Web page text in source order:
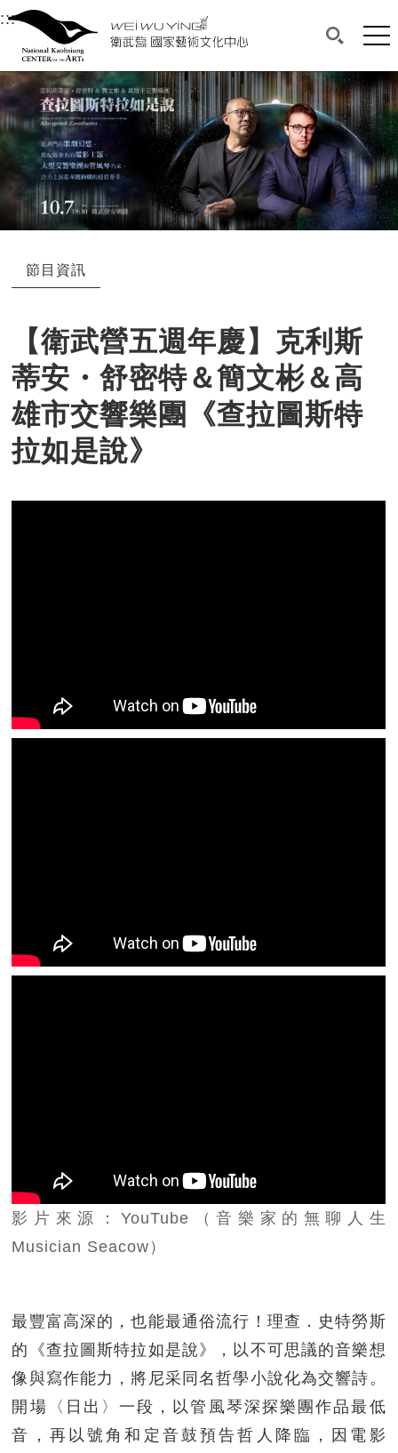
衛武營國家藝術文化中心
中央內容區塊，為本頁主要內容區。
:::選單連結區塊，此區塊列有本網站主要連結。
衛武營國家藝術文化中心
搜尋(開
網
:::中央內容區塊，為本頁主要內容區。
節目資訊
【衛武營五週年慶】克利斯
蒂安・舒密特＆簡文彬＆高
雄市交響樂團《查拉圖斯特
拉如是說》
影片來源：YouTube（音樂家的無聊人生
Musician Seacow）
最豐富高深的，也能最通俗流行！理查．史特勞斯
的《查拉圖斯特拉如是說》，以不可思議的音樂想
像與寫作能力，將尼采同名哲學小說化為交響詩。
開場〈日出〉一段，以管風琴深探樂團作品最低
音，再以號角和定音鼓預告哲人降臨，因電影